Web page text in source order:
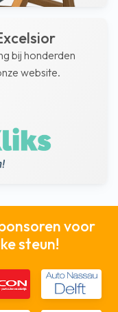
bij honderden
website.
voor
steun!